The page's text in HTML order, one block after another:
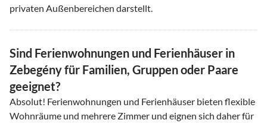
privaten Außenbereichen darstellt.
Sind Ferienwohnungen und Ferienhäuser in
Zebegény für Familien, Gruppen oder Paare
geeignet?
Absolut! Ferienwohnungen und Ferienhäuser bieten flexible
Wohnräume und mehrere Zimmer und eignen sich daher für